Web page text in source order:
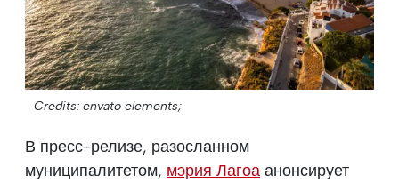
Credits: envato elements;
В пресс-релизе, разосланном
муниципалитетом, мэрия Лагоа анонсирует